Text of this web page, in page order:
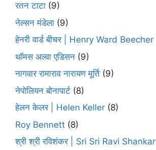
रतन टाटा (9)
नेल्सन मंडेला (9)
हेनरी वार्ड बीचर | Henry Ward Beecher
थॉमस अल्वा एडिसन (9)
नागवार रामाराव नारायण मूर्ति (9)
नेपोलियन बोनापार्ट (8)
हेलन केलर | Helen Keller (8)
Roy Bennett (8)
श्री श्री रविशंकर | Sri Sri Ravi Shankar